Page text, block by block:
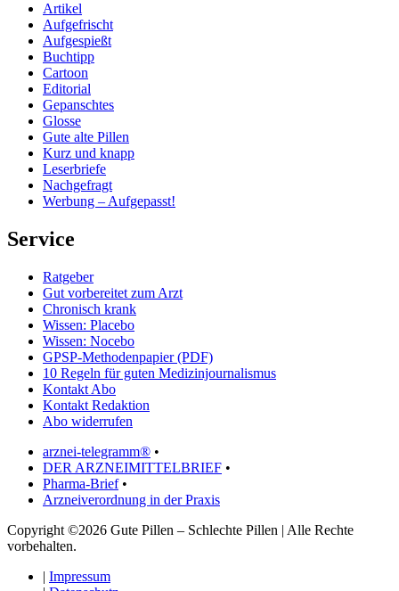
Artikel
Aufgefrischt
Aufgespießt
Buchtipp
Cartoon
Editorial
Gepanschtes
Glosse
Gute alte Pillen
Kurz und knapp
Leserbriefe
Nachgefragt
Werbung – Aufgepasst!
Service
Ratgeber
Gut vorbereitet zum Arzt
Chronisch krank
Wissen: Placebo
Wissen: Nocebo
GPSP-Methodenpapier (PDF)
10 Regeln für guten Medizinjournalismus
Kontakt Abo
Kontakt Redaktion
Abo widerrufen
arznei-telegramm® •
DER ARZNEIMITTELBRIEF •
Pharma-Brief•
Arzneiverordnung in der Praxis
Copyright ©2026 Gute Pillen – Schlechte Pillen | Alle Rechte
vorbehalten.
| Impressum